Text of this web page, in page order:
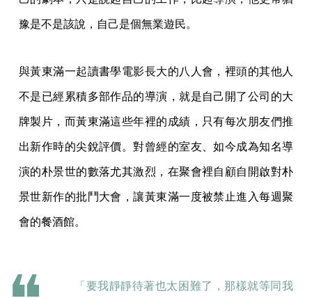
豫是不是該說，自己是個無業遊民。
與黃東滿一起讀書學電影長大的八人會，裡頭的其他人
不是已經累積多部作品的導演，就是自己開了公司的大
牌製片，而黃東滿這些年裡的成績，只有每次朋友們推
出新作時的尖銳評價。對曾經的室友、如今成為知名導
演的朴景世的數落尤其激烈，在聚會裡自顧自開啟對朴
景世新作的批鬥大會，讓黃東滿一度被禁止進入每週聚
會的餐酒館。
「要我靜靜待著也太困難了，那樣就等同我